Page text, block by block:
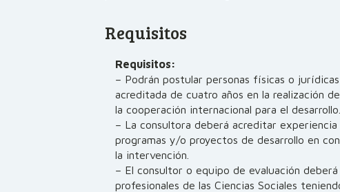
Requisitos
Requisitos:
– Podrán postular personas físicas o
acreditada de cuatro años en la realización
la cooperación internacional para el desarrollo.
– La consultora deberá acreditar experiencia
programas y/o proyectos de desarrollo en
la intervención.
– El consultor o equipo de evaluación
profesionales de las Ciencias Sociales